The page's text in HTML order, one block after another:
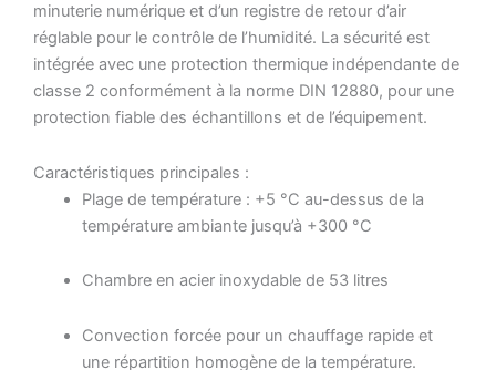
minuterie numérique et d’un registre de retour d’air
réglable pour le contrôle de l’humidité. La sécurité est
intégrée avec une protection thermique indépendante de
classe 2 conformément à la norme DIN 12880, pour une
protection fiable des échantillons et de l’équipement.
Caractéristiques principales :
Plage de température : +5 °C au-dessus de la
température ambiante jusqu’à +300 °C
Chambre en acier inoxydable de 53 litres
Convection forcée pour un chauffage rapide et
une répartition homogène de la température.